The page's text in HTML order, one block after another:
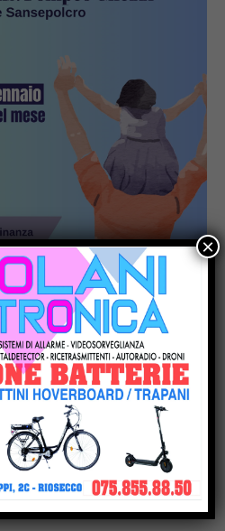
frontale sulla 221 a
centauro salvato
×